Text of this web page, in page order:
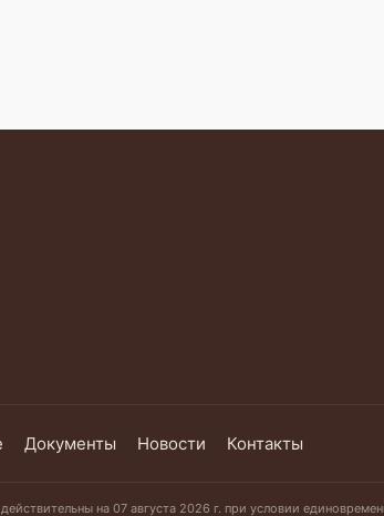
Документы Новости Контакты
на 07 августа 2026 г. при условии